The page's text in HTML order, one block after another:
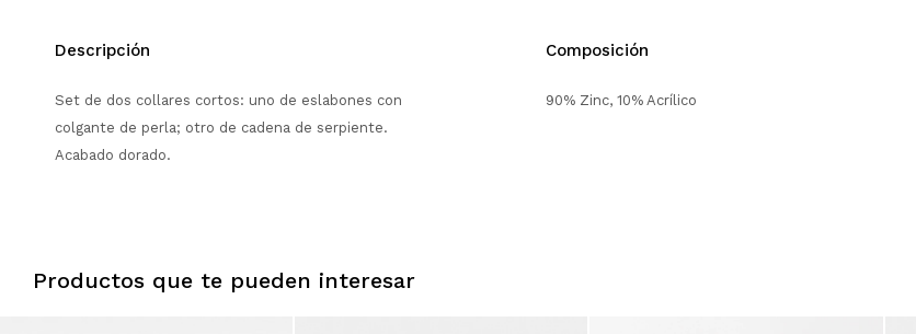
Descripción
Set de dos collares cortos: uno de eslabones con
colgante de perla; otro de cadena de serpiente.
Acabado dorado.
Composición
90% Zinc, 10% Acrílico
Productos que te pueden interesar